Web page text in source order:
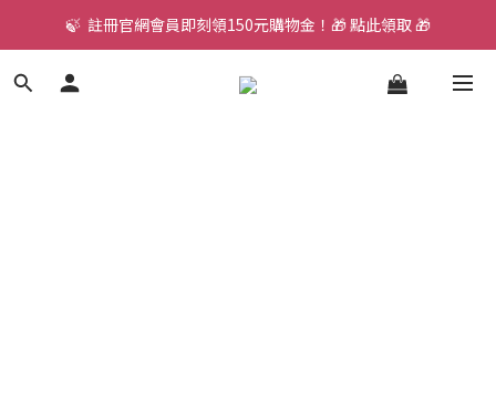
🍃  註冊官網會員即刻領150元購物金！🎁 點此領取 🎁